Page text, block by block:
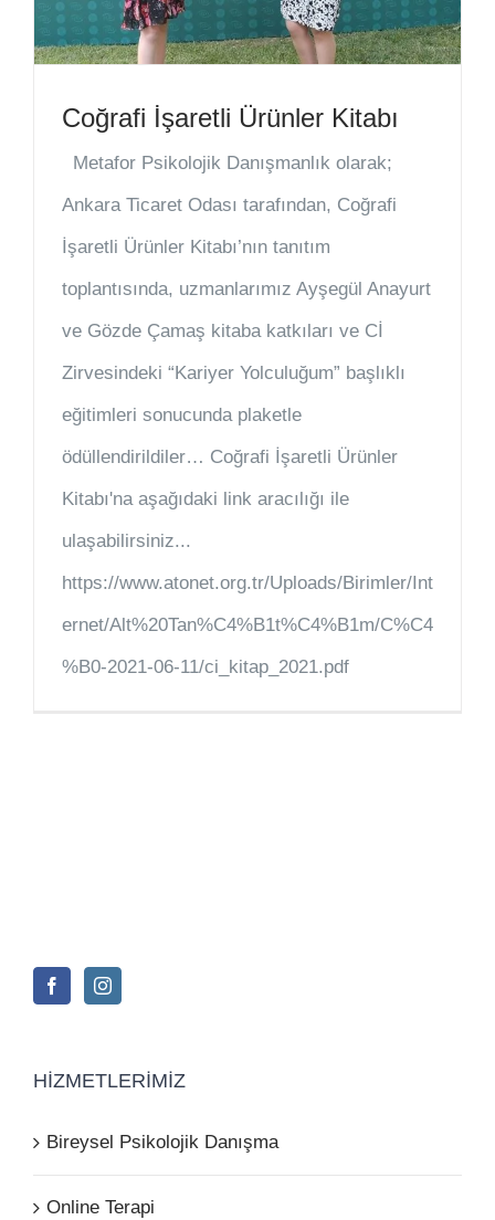
Coğrafi İşaretli Ürünler Kitabı
Metafor Psikolojik Danışmanlık olarak;
Ankara Ticaret Odası tarafından, Coğrafi
İşaretli Ürünler Kitabı’nın tanıtım
toplantısında, uzmanlarımız Ayşegül Anayurt
ve Gözde Çamaş kitaba katkıları ve Cİ
Zirvesindeki “Kariyer Yolculuğum” başlıklı
eğitimleri sonucunda plaketle
ödüllendirildiler… Coğrafi İşaretli Ürünler
Kitabı'na aşağıdaki link aracılığı ile
ulaşabilirsiniz...
https://www.atonet.org.tr/Uploads/Birimler/Int
ernet/Alt%20Tan%C4%B1t%C4%B1m/C%C4
%B0-2021-06-11/ci_kitap_2021.pdf
HIZMETLERIMIZ
Bireysel Psikolojik Danışma
Online Terapi